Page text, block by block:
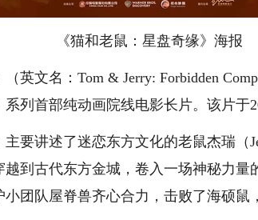
《猫和老鼠：星盘奇缘》海报
文名：Tom & Jerry: Forbidden
列首部纯动画院线电影长片。该片于
讲述了迷恋东方文化的老鼠杰瑞（
到古代东方金城，卷入一场神秘力量
团队屋脊兽齐心合力，击败了海硕鼠